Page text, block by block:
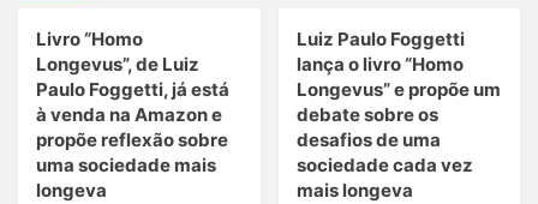
Livro “Homo
Longevus”, de Luiz
Paulo Foggetti, já está
à venda na Amazon e
propõe reflexão sobre
uma sociedade mais
longeva
Luiz Paulo Foggetti
lança o livro “Homo
Longevus” e propõe um
debate sobre os
desafios de uma
sociedade cada vez
mais longeva